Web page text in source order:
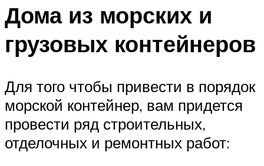
Дома из морских и
грузовых контейнеров
Для того чтобы привести в порядок
морской контейнер, вам придется
провести ряд строительных,
отделочных и ремонтных работ: